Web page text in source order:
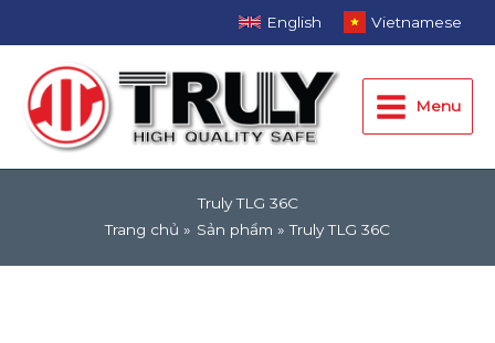
dung
English Vietnamese
MenuMenu
Truly TLG 36C
Trang chủ
Sản phẩm Truly TLG 36C